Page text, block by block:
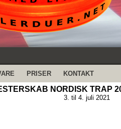
PRISER KONTAKT
NORDISK TRAP
3. til 4. juli 2021